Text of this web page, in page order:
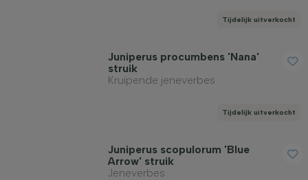
Tijdelijk uitverkocht
Juniperus procumbens 'Nana'
struik
Kruipende jeneverbes
Tijdelijk uitverkocht
Juniperus scopulorum 'Blue
Arrow' struik
Jeneverbes